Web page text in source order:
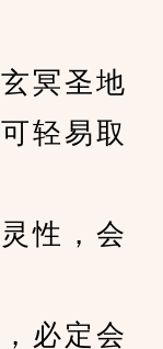
冥圣地
轻易取
性，会
必定会